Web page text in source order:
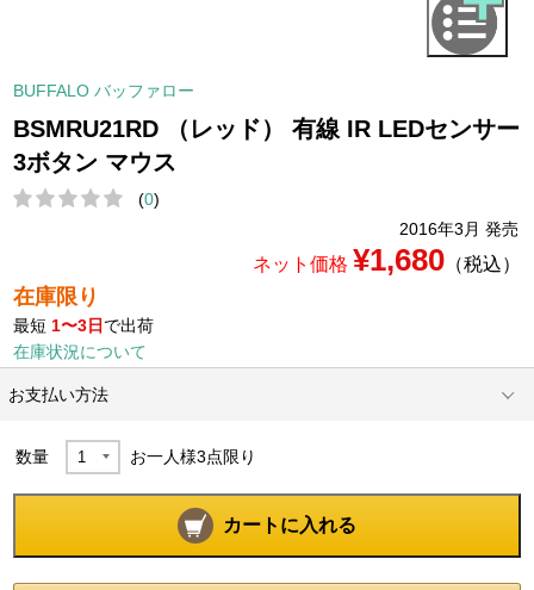
BUFFALO バッファロー
BSMRU21RD （レッド） 有線 IR LEDセンサー
3ボタン マウス
(0)
2016年3月 発売
ネット価格 ¥1,680（税込）
在庫限り
最短 1〜3日 で出荷
在庫状況について
お支払い方法
数量 お一人様3点限り
カートに入れる